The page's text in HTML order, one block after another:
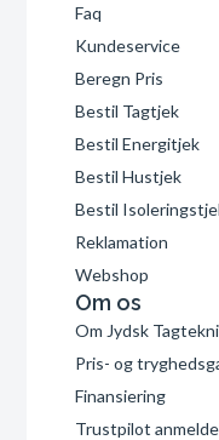
Faq
Kundeservice
Beregn Pris
Bestil Tagtjek
Bestil Energitjek
Bestil Hustjek
Bestil
Reklamation
Webshop
Om os
Om Jydsk
Pris- og
Finansiering
Trustpilot